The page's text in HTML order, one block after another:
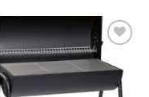
na
listu
želja